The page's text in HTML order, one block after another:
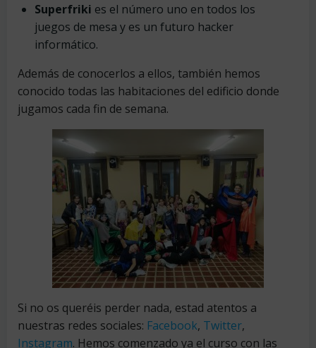
Superfriki es el número uno en todos los
juegos de mesa y es un futuro hacker
informático.
Además de conocerlos a ellos, también hemos
conocido todas las habitaciones del edificio donde
jugamos cada fin de semana.
Si no os queréis perder nada, estad atentos a
nuestras redes sociales: Facebook, Twitter,
Instagram. Hemos comenzado ya el curso con las